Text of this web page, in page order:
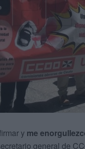
y me
general de